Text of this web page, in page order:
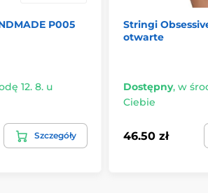
P005
12. 8. u
Szczegóły
Stringi
otwarte
Dostępny, w
Ciebie
46.50 zł